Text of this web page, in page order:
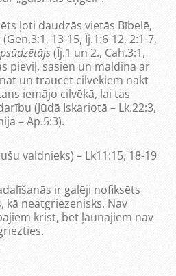
ļoti daudzās vietās Bībelē,
(Gen.3:1, 13-15, Īj.1:6-12, 2:1-7,
(Īj.1 un 2., Cah.3:1,
pieviļ, sasien un maldina ar
un traucēt cilvēkiem nākt
iemājo cilvēkā, lai tas
(Jūdā Iskariotā – Lk.22:3,
– Ap.5:3).
valdnieks) – Lk11:15, 18-19
ir galēji nofiksēts
kā neatgriezenisks. Nav
krist, bet ļaunajiem nav